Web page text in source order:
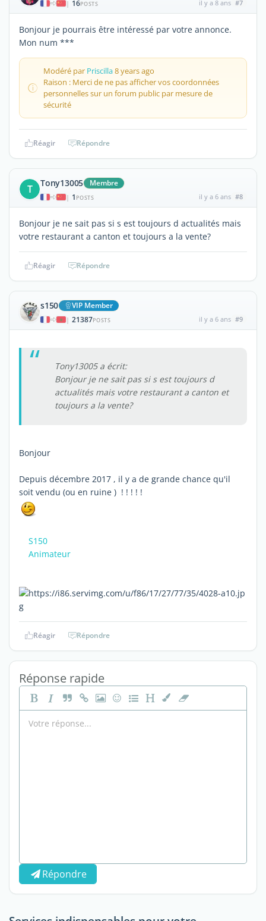
| 16POSTS il y a 8 ans #7
Bonjour je pourrais être intéressé par votre annonce.
Mon num ***
Modéré par Priscilla8 years ago
Raison : Merci de ne pas afficher vos coordonnées
personnelles sur un forum public par mesure de
sécurité
Réagir Répondre
T Tony13005 Membre
| 1 POSTS il y a 6 ans #8
Bonjour je ne sait pas si s est toujours d actualités mais
votre restaurant a canton et toujours a la vente?
Réagir Répondre
s150 VIP Member
| 21387POSTS il y a 6 ans #9
Tony13005 a écrit:
Bonjour je ne sait pas si s est toujours d
actualités mais votre restaurant a canton et
toujours a la vente?
Bonjour
Depuis décembre 2017 , il y a de grande chance qu'il
soit vendu (ou en ruine ) ! ! ! ! !
S150
Animateur
Réagir Répondre
Réponse rapide
Répondre